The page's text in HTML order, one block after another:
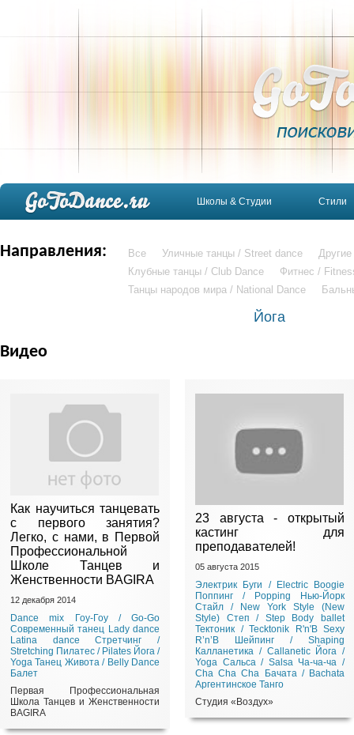
Школы & Студии Стили
Направления: Все Уличные танцы / Street dance
Клубные танцы / Club Dance
Фитнес /
Танцы народов мира / National Dance
Йога
Видео
Как научиться танцевать
с первого занятия?
Легко, с нами, в Первой
Профессиональной
Школе Танцев и
Женственности BAGIRA
12 декабря 2014
Dance mix
Гоу-Гоу / Go-Go
Современный танец Lady dance
Latina dance
Стретчинг /
Stretching Пилатес / Pilates Йога /
Yoga Танец Живота / Belly Dance
Балет
Первая Профессиональная
Школа Танцев и Женственности
BAGIRA
23 августа - открытый
кастинг для
преподавателей!
05 августа 2015
Электрик Буги / Electric Boogie
Поппинг / Popping
Нью-Йорк
Стайл / New York Style (New
Style)
Степ / Step
Body ballet
Тектоник / Tecktonik
R'n'B Sexy
R’n’B
Шейпинг / Shaping
Калланетика / Callanetic
Йога /
Yoga Сальса / Salsa Ча-ча-ча /
Cha Cha Cha
Бачата / Bachata
Аргентинское Танго
Студия «Воздух»